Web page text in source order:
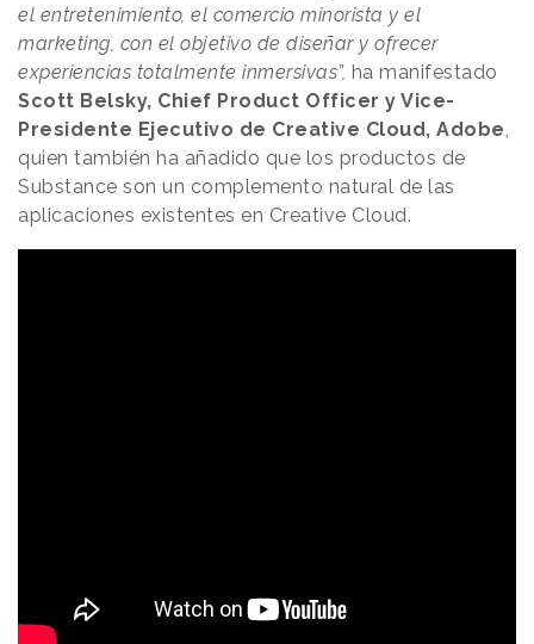
el entretenimiento, el comercio minorista y el
marketing, con el objetivo de diseñar y ofrecer
experiencias totalmente inmersivas”, ha manifestado
Scott Belsky, Chief Product Officer y Vice-
Presidente Ejecutivo de Creative Cloud, Adobe,
quien también ha añadido que los productos de
Substance son un complemento natural de las
aplicaciones existentes en Creative Cloud.